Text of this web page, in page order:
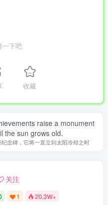
一下吧
收藏
raise a monument
the sun grows old.
念碑，它将一直立到太阳冷却之时
关注
1 20.3W+